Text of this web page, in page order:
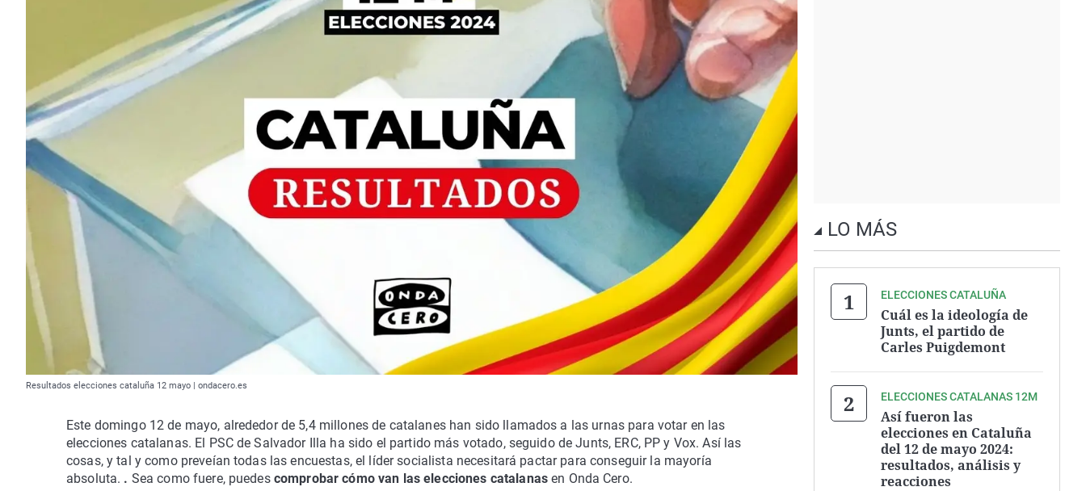
Resultados elecciones cataluña 12 mayo | ondacero.es
Este domingo 12 de mayo, alrededor de 5,4 millones de catalanes han sido llamados a las urnas para votar en las
elecciones catalanas. El PSC de Salvador Illa ha sido el partido más votado, seguido de Junts, ERC, PP y Vox. Así las
cosas, y tal y como preveían todas las encuestas, el líder socialista necesitará pactar para conseguir la mayoría
absoluta. . Sea como fuere, puedescomprobar cómo van las elecciones catalanasen Onda Cero.
LO MÁS
ELECCIONES CATALUÑA
Cuál es la ideología de
Junts, el partido de
Carles Puigdemont
ELECCIONES CATALANAS 12M
Así fueron las
elecciones en Cataluña
del 12 de mayo 2024:
resultados, análisis y
reacciones